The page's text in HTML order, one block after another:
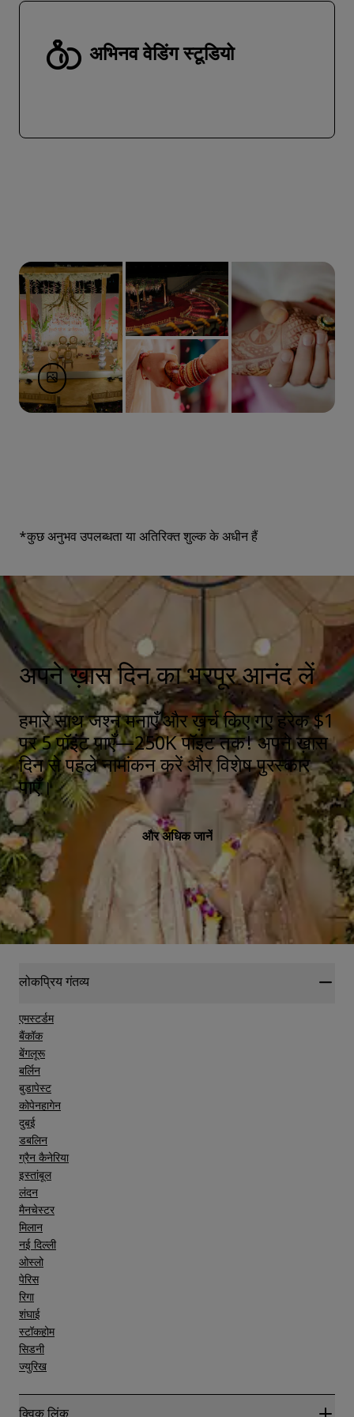
अभिनव वेडिंग स्टूडियो
*कुछ अनुभव उपलब्धता या अतिरिक्त शुल्क के अधीन हैं
अपने ख़ास दिन का भरपूर आनंद लें
हमारे साथ जश्न मनाएँ और ख़र्च किए गए हरेक $1
पर 5 पॉइंट पाएँ—250K पॉइंट तक! अपने ख़ास
दिन से पहले नामांकन करें और विशेष पुरस्कार
पाएँ।
और अधिक जानें
लोकप्रिय गंतव्य
एमस्टर्डम
बैंकॉक
बेंगलूरू
बर्लिन
बुडापेस्ट
कोपेनहागेन
दुबई
डबलिन
ग्रैन कैनेरिया
इस्तांबूल
लंदन
मैनचेस्टर
मिलान
नई दिल्ली
ओस्लो
पेरिस
रिगा
शंघाई
स्टॉकहोम
सिडनी
ज्युरिख